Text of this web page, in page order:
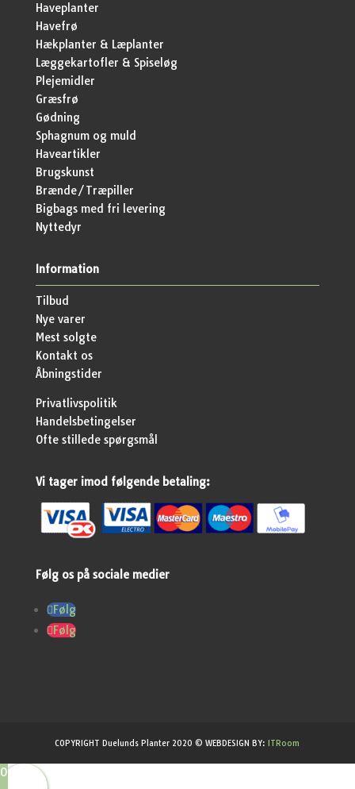
Haveplanter
Havefrø
Hækplanter & Læplanter
Læggekartofler & Spiseløg
Plejemidler
Græsfrø
Gødning
Sphagnum og muld
Haveartikler
Brugskunst
Brænde/Træpiller
Bigbags med fri levering
Nyttedyr
Information
Tilbud
Nye varer
Mest solgte
Kontakt os
Åbningstider
Privatlivspolitik
Handelsbetingelser
Ofte stillede spørgsmål
Vi tager imod følgende betaling:
Følg os på sociale medier
Følg
Følg
COPYRIGHT Duelunds Planter 2020 © WEBDESIGN BY: ITRoom
0